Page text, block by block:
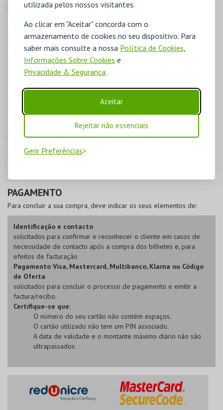
utilizada pelos nossos visitantes.
Ao clicar em "Aceitar" concorda com o
armazenamento de cookies no seu dispositivo. Para
saber mais consulte a nossa Política de Cookies,
Informações Sobre Cookies e
Privacidade & Segurança.
Aceitar
Rejeitar não essenciais
Gerir Preferências
Por defeito, é assinalado o tipo de bilhete Inteiro.
Se pretendecomprar com desconto, trocar vouchers ou passes
deverá proceder da seguinte forma:
Desconto- Escolher o desconto correspondente para cada
Cartão/Voucher/Passe- Escolher o cartão/voucher/passe para
cada bilhete, carregar no botão para aplicar as alterações e
cartão/voucher/passe.
PressioneSeguintepara avançar para o próximo passo.
PAGAMENTO
Para concluir a sua compra, deve indicar os seus elementos de:
Identificação e contacto
solicitados para confirmar e reconhecer o cliente em casos de
necessidade de contacto após a compra dos bilhetes e, para
efeitos de facturação
Pagamento Visa, Mastercard, Multibanco, Klarna ou Código
de Oferta
solicitados para concluir o processo de pagamento e emitir a
factura/recibo.
Certifique-se que:
O número do seu cartão não contém espaços.
O cartão utilizado não tem um PIN associado.
A data de validade e o montante máximo diário não são
ultrapassados.